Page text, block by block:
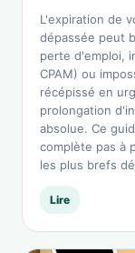
L'expiration de
dépassée peut
perte d'emploi,
CPAM) ou
récépissé en
prolongation
absolue. Ce
complète pas à
les plus brefs
Lire